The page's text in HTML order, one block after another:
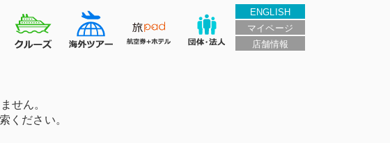
ENGLISH
マイページ
店舗情報
せん。
ください。